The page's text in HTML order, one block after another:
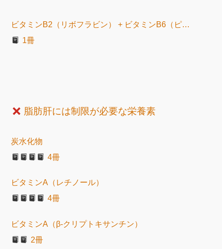
ビタミンB2（リボフラビン） + ビタミンB6（ピリドキシン）
1冊
脂肪肝には制限が必要な栄養素
炭水化物
4冊
ビタミンA（レチノール）
4冊
ビタミンA（β-クリプトキサンチン）
2冊